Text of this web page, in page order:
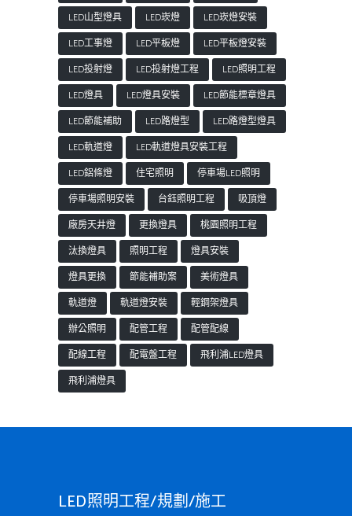
LED山型燈具
LED崁燈
LED崁燈安裝
LED工事燈
LED平板燈
LED平板燈安裝
LED投射燈
LED投射燈工程
LED照明工程
LED燈具
LED燈具安裝
LED節能標章燈具
LED節能補助
LED路燈型
LED路燈型燈具
LED軌道燈
LED軌道燈具安裝工程
LED鋁條燈
住宅照明
停車場LED照明
停車場照明安裝
台鈺照明工程
吸頂燈
廠房天井燈
更換燈具
桃園照明工程
汰換燈具
照明工程
燈具安裝
燈具更換
節能補助案
美術燈具
軌道燈
軌道燈安裝
輕鋼架燈具
辦公照明
配管工程
配管配線
配線工程
配電盤工程
飛利浦LED燈具
飛利浦燈具
LED照明工程/規劃/施工